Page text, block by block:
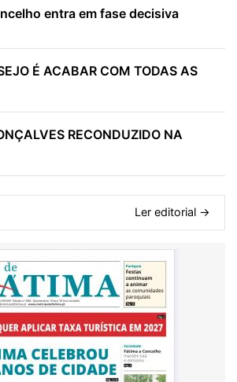
entra em fase decisiva
É ACABAR COM TODAS AS
RECONDUZIDO NA
Ler editorial →